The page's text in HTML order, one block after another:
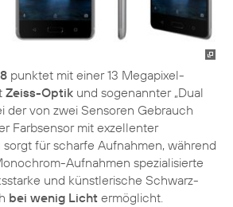
punktet mit einer 13 Megapixel-
Zeiss-Optik und sogenannter „Dual
der von zwei Sensoren Gebrauch
Farbsensor mit exzellenter
sorgt für scharfe Aufnahmen, während
Aufnahmen spezialisierte
und künstlerische Schwarz-
bei wenig Licht ermöglicht.